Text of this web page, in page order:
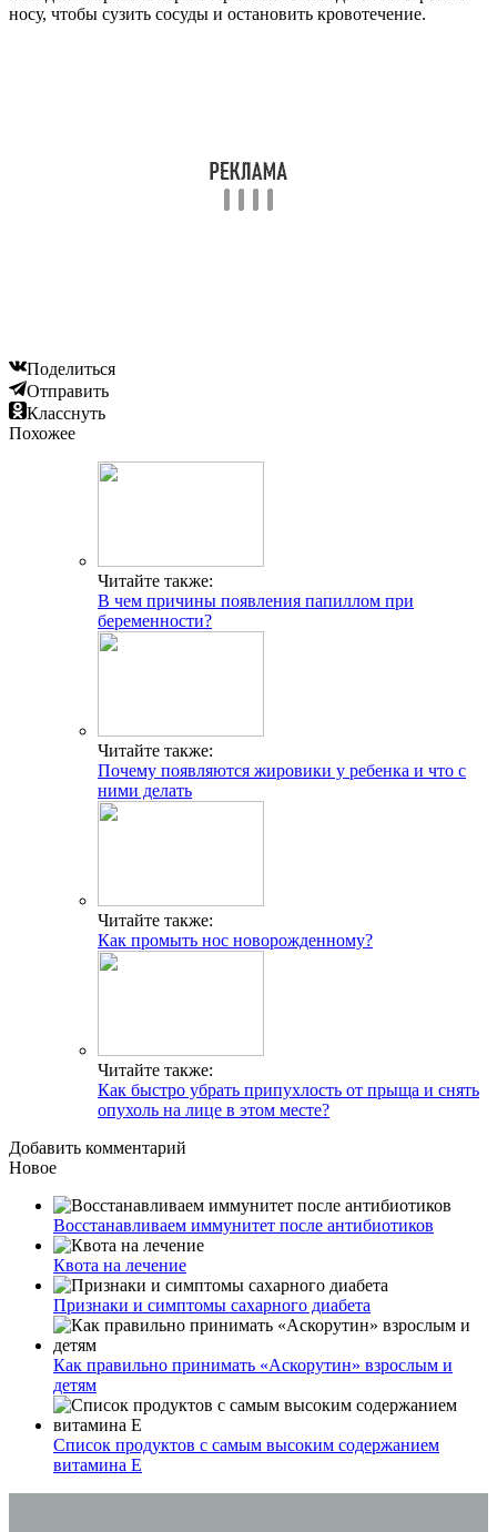
носу, чтобы сузить сосуды и остановить кровотечение.
Поделиться
Отправить
Класснуть
Похожее
Читайте также:
В чем причины появления папиллом при
беременности?
Читайте также:
Почему появляются жировики у ребенка и что с
ними делать
Читайте также:
Как промыть нос новорожденному?
Читайте также:
Как быстро убрать припухлость от прыща и снять
опухоль на лице в этом месте?
Добавить комментарий
Новое
Восстанавливаем иммунитет после антибиотиков
Квота на лечение
Признаки и симптомы сахарного диабета
Как правильно принимать «Аскорутин» взрослым и
детям
Список продуктов с самым высоким содержанием
витамина E